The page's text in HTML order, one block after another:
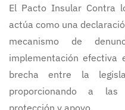
El Pacto Insular Contra
actúa como una
mecanismo de
implementación efectiva
brecha entre la
proporcionando a